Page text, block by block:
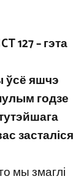
127 – гэта
ўсё яшчэ
годзе
засталіся
мы змаглі